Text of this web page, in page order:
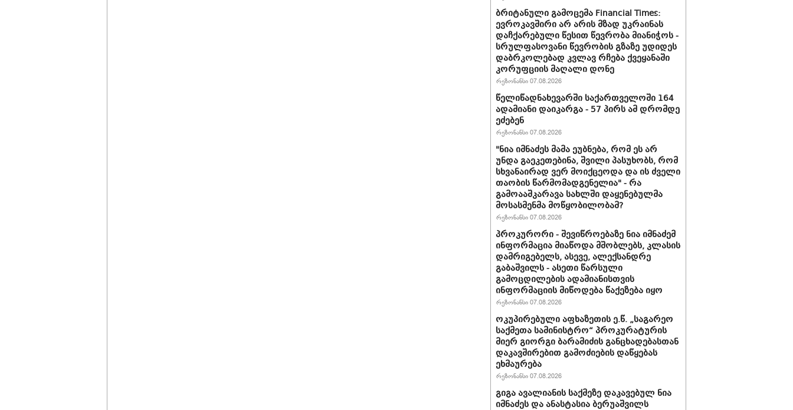
ბრიტანული გამოცემა Financial Times:
ევროკავშირი არ არის მზად უკრაინას
დაჩქარებული წესით წევრობა მიანიჭოს -
სრულფასოვანი წევრობის გზაზე უდიდეს
დაბრკოლებად კვლავ რჩება ქვეყანაში
კორუფციის მაღალი დონე
რეზონანსი 07.08.2026
წელიწადნახევარში საქართველოში 164
ადამიანი დაიკარგა - 57 პირს ამ დრომდე
ეძებენ
რეზონანსი 07.08.2026
"ნია იმნაძეს მამა ეუბნება, რომ ეს არ
უნდა გაეკეთებინა, შვილი პასუხობს, რომ
სხვანაირად ვერ მოიქცეოდა და ის ძველი
თაობის წარმომადგენელია" - რა
გამოააშკარავა სახლში დაყენებულმა
მოსასმენმა მოწყობილობამ?
რეზონანსი 07.08.2026
პროკურორი - შევიწროებაზე ნია იმნაძემ
ინფორმაცია მიაწოდა მშობლებს, კლასის
დამრიგებელს, ასევე, ალექსანდრე
გაბაშვილს - ასეთი წარსული
გამოცდილების ადამიანისთვის
ინფორმაციის მიწოდება წაქეზება იყო
რეზონანსი 07.08.2026
ოკუპირებული აფხაზეთის ე.წ. „საგარეო
საქმეთა სამინისტრო“ პროკურატურის
მიერ გიორგი ბარამიძის განცხადებასთან
დაკავშირებით გამოძიების დაწყებას
ეხმაურება
რეზონანსი 07.08.2026
გიგა ავალიანის საქმეზე დაკავებულ ნია
იმნაძეს და ანასტასია ბერუაშვილს